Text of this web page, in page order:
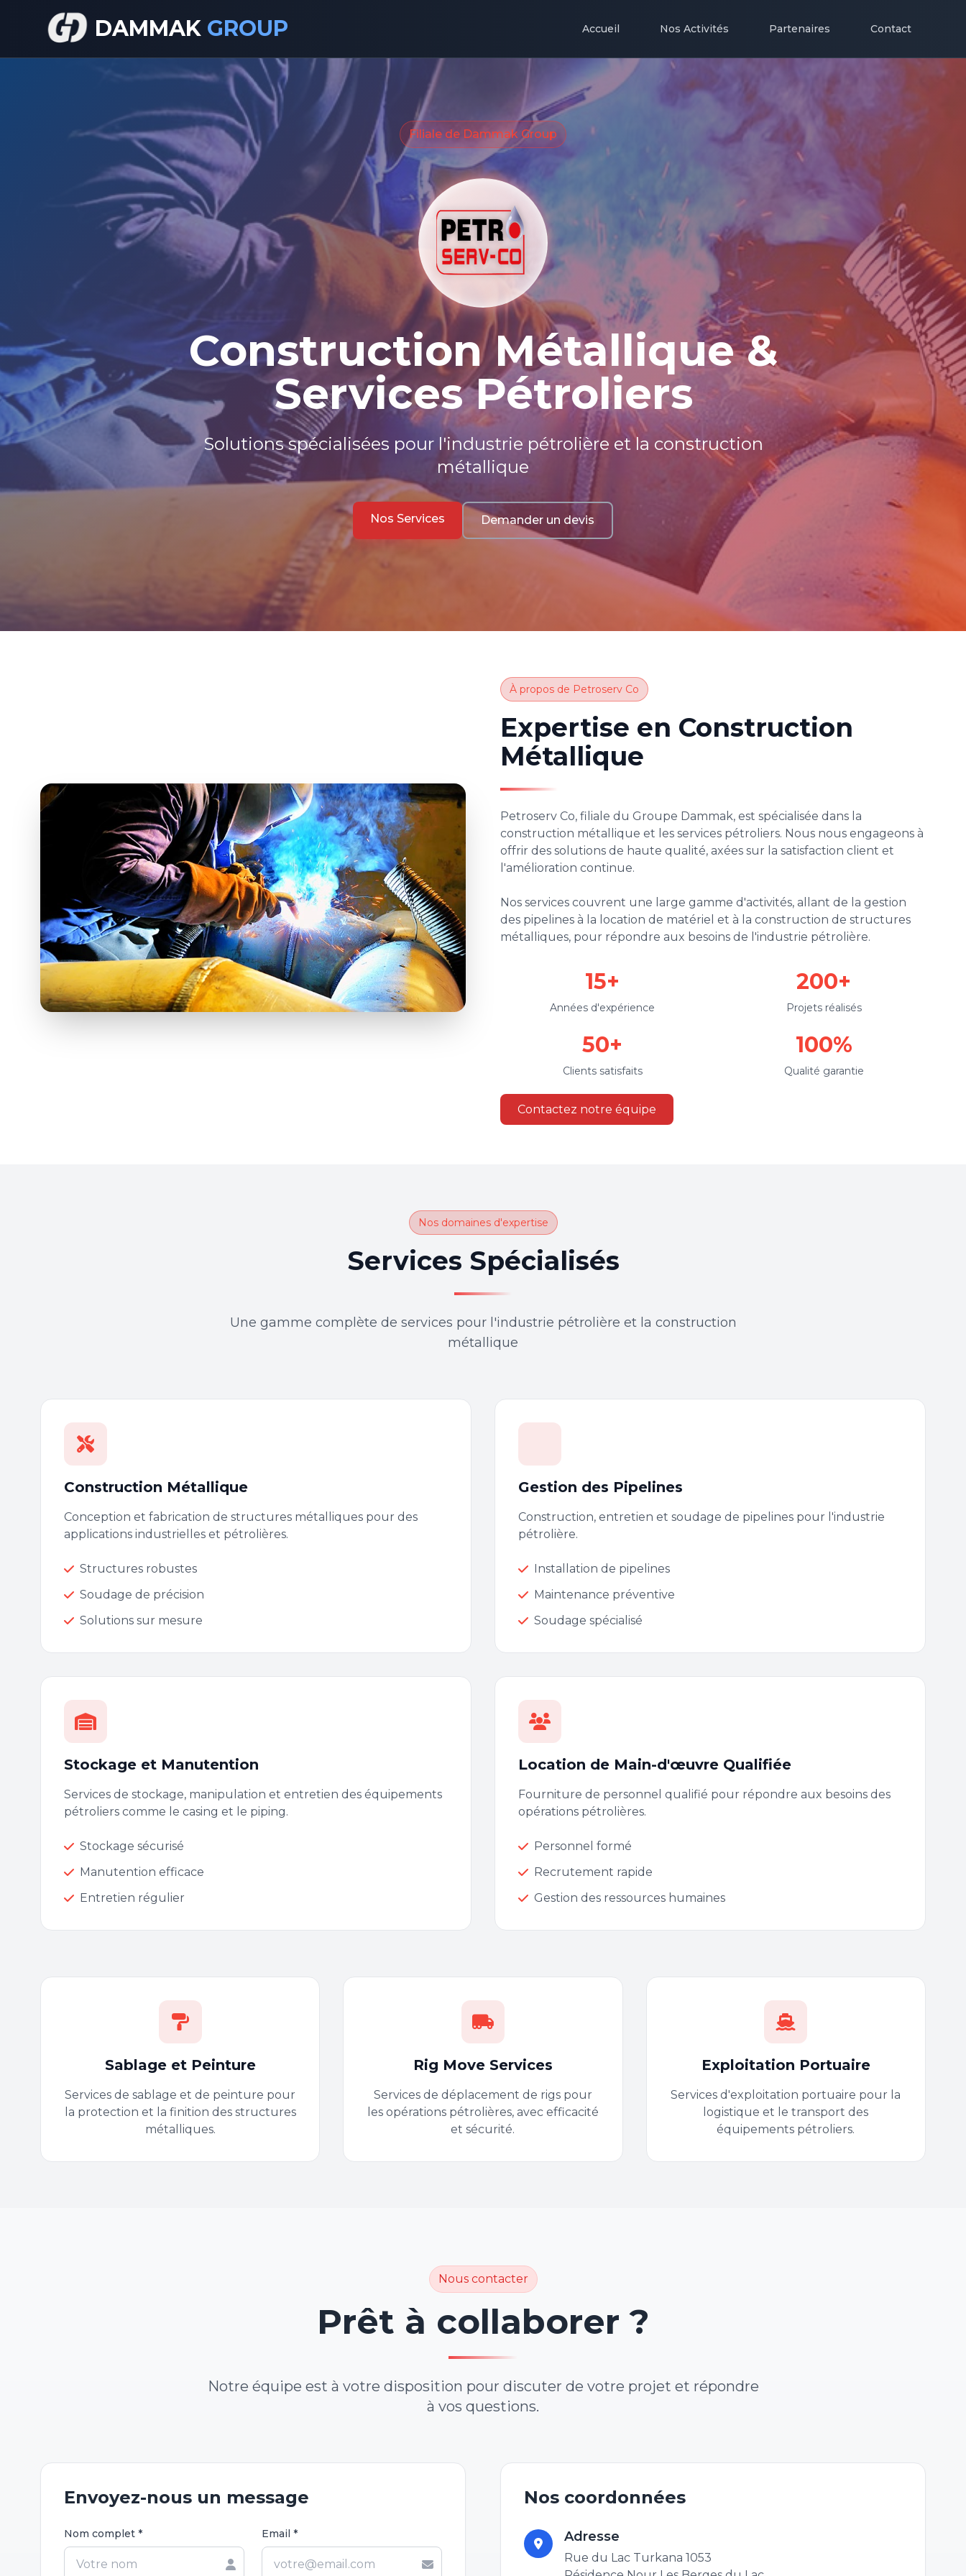
DAMMAK GROUP Accueil Nos Activités Partenaires Contact
Filiale de Dammak Group
Construction Métallique &
Services Pétroliers
Solutions spécialisées pour l'industrie pétrolière et la construction
métallique
Nos Services Demander un devis
À propos de Petroserv Co
Expertise en Construction
Métallique
Petroserv Co, filiale du Groupe Dammak, est spécialisée dans la
construction métallique et les services pétroliers. Nous nous engageons à
offrir des solutions de haute qualité, axées sur la satisfaction client et
l'amélioration continue.
Nos services couvrent une large gamme d'activités, allant de la gestion
des pipelines à la location de matériel et à la construction de structures
métalliques, pour répondre aux besoins de l'industrie pétrolière.
15+
Années d'expérience
200+
Projets réalisés
50+
Clients satisfaits
100%
Qualité garantie
Contactez notre équipe
Nos domaines d'expertise
Services Spécialisés
Une gamme complète de services pour l'industrie pétrolière et la construction
métallique
Construction Métallique
Conception et fabrication de structures métalliques pour des
applications industrielles et pétrolières.
Structures robustes
Soudage de précision
Solutions sur mesure
Gestion des Pipelines
Construction, entretien et soudage de pipelines pour l'industrie
pétrolière.
Installation de pipelines
Maintenance préventive
Soudage spécialisé
Stockage et Manutention
Services de stockage, manipulation et entretien des équipements
pétroliers comme le casing et le piping.
Stockage sécurisé
Manutention efficace
Entretien régulier
Location de Main-d'œuvre Qualifiée
Fourniture de personnel qualifié pour répondre aux besoins des
opérations pétrolières.
Personnel formé
Recrutement rapide
Gestion des ressources humaines
Sablage et Peinture
Services de sablage et de peinture pour
la protection et la finition des structures
métalliques.
Rig Move Services
Services de déplacement de rigs pour
les opérations pétrolières, avec efficacité
et sécurité.
Exploitation Portuaire
Services d'exploitation portuaire pour la
logistique et le transport des
équipements pétroliers.
Nous contacter
Prêt à collaborer ?
Notre équipe est à votre disposition pour discuter de votre projet et répondre
à vos questions.
Envoyez-nous un message
Nom complet * Email *
Nos coordonnées
Adresse
Rue du Lac Turkana 1053